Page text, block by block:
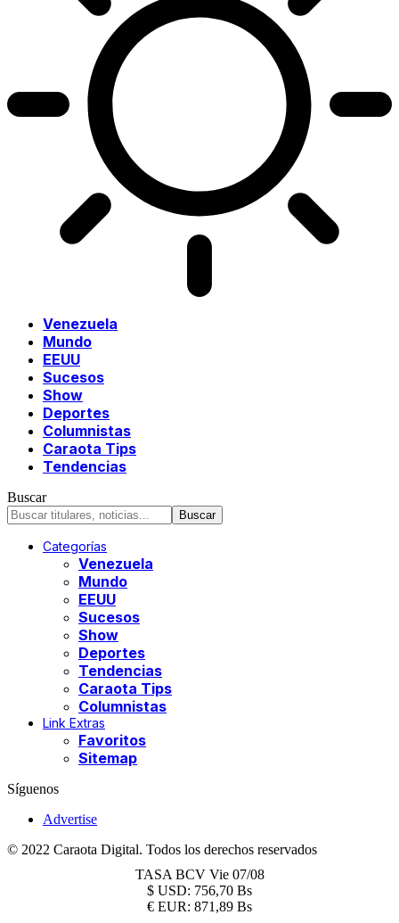
Venezuela
Mundo
EEUU
Sucesos
Show
Deportes
Columnistas
Caraota Tips
Tendencias
Buscar
Categorías
Venezuela
Mundo
EEUU
Sucesos
Show
Deportes
Tendencias
Caraota Tips
Columnistas
Link Extras
Favoritos
Sitemap
Síguenos
Advertise
© 2022 Caraota Digital. Todos los derechos reservados
TASA BCV Vie 07/08
$ USD: 756,70 Bs
€ EUR: 871,89 Bs